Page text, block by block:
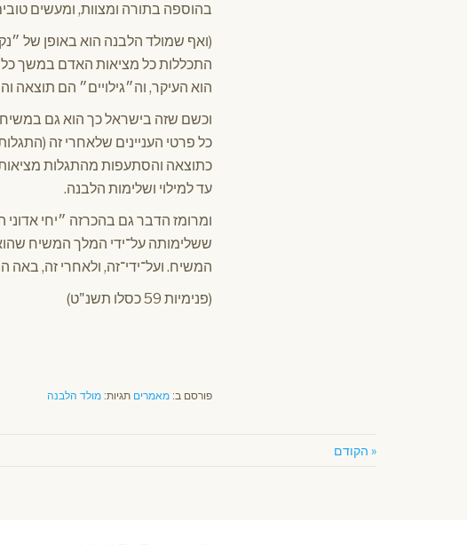
בהוספה בתורה ומצוות, ומעשים
(ואף שמולד הלבנה הוא באופן של
התכללות כל מציאות האדם במשך כל
הוא העיקר, וה״גילויים״ הם תוצאה
וכשם שזה בישראל כך הוא גם במשיח
כל פרטי העניינים שלאחרי זה
כתוצאה והסתעפות מהתגלות
עד למילוי ושלימות הלבנה.
ומרומז הדבר גם בהכרזה ״יחי
ששלימותה על־ידי המלך המשיח
המשיח. ועל־ידי־זה, ולאחרי זה, באה
(פנימיות 59 כסלו תשנ"ט)
פורסם ב: מאמרים תגיות: מולד הלבנה
« הקודם